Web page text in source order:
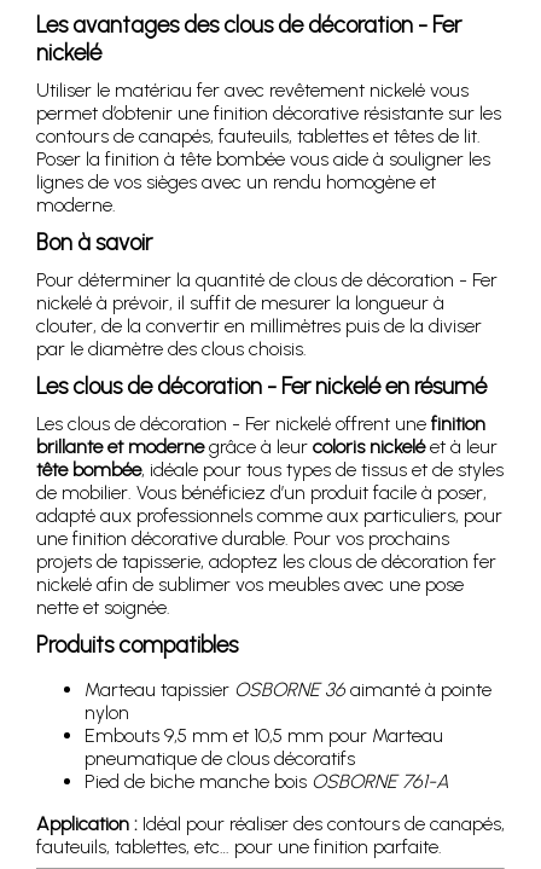
Les avantages des clous de décoration - Fer
nickelé
Utiliser le matériau fer avec revêtement nickelé vous
permet d’obtenir une finition décorative résistante sur les
contours de canapés, fauteuils, tablettes et têtes de lit.
Poser la finition à tête bombée vous aide à souligner les
lignes de vos sièges avec un rendu homogène et
moderne.
Bon à savoir
Pour déterminer la quantité de clous de décoration - Fer
nickelé à prévoir, il suffit de mesurer la longueur à
clouter, de la convertir en millimètres puis de la diviser
par le diamètre des clous choisis.
Les clous de décoration - Fer nickelé en résumé
Les clous de décoration - Fer nickelé offrent une finition
brillante et modernegrâce à leur coloris nickeléet à leur
tête bombée, idéale pour tous types de tissus et de styles
de mobilier. Vous bénéficiez d’un produit facile à poser,
adapté aux professionnels comme aux particuliers, pour
une finition décorative durable. Pour vos prochains
projets de tapisserie, adoptez les clous de décoration fer
nickelé afin de sublimer vos meubles avec une pose
nette et soignée.
Produits compatibles
Marteau tapissier OSBORNE 36 aimanté à pointe
nylon
Embouts 9,5 mm et 10,5 mm pour Marteau
pneumatique de clous décoratifs
Pied de biche manche bois OSBORNE 761-A
Application : Idéal pour réaliser des contours de canapés,
fauteuils, tablettes, etc… pour une finition parfaite.